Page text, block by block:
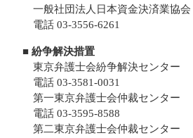
一般社団法人日本資金決済業協会
電話 03-3556-6261
■ 紛争解決措置
東京弁護士会紛争解決センター
電話 03-3581-0031
第一東京弁護士会仲裁センター
電話 03-3595-8588
第二東京弁護士会仲裁センター